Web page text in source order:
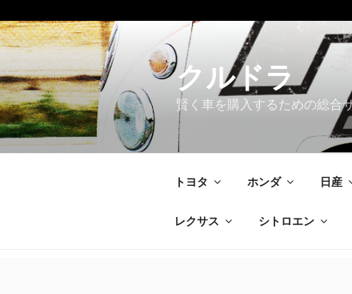
コ
ン
テ
ン
ツ
へ
ス
クルドラ
賢く車を購入するための総合
トヨタ ホンダ 日産
レクサス シトロエン